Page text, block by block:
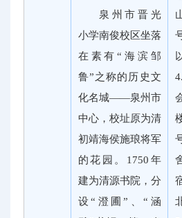
泉州市晋光
小学南俊校区坐落
在素有“海滨邹
鲁”之称的历史文
化名城——泉州市
中心，校址原为清
初靖海侯施琅将军
的花园。1750年
建为清源书院，分
设“澄圃”、“涵